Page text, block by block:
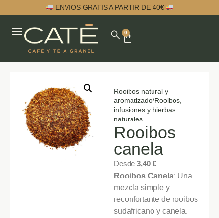
ENVIOS GRATIS A PARTIR DE 40€
0
Rooibos natural y
aromatizado/Rooibos,
infusiones y hierbas
naturales
Rooibos
canela
Desde3,40€
Rooibos Canela: Una
mezcla simple y
reconfortante de rooibos
sudafricano y canela.